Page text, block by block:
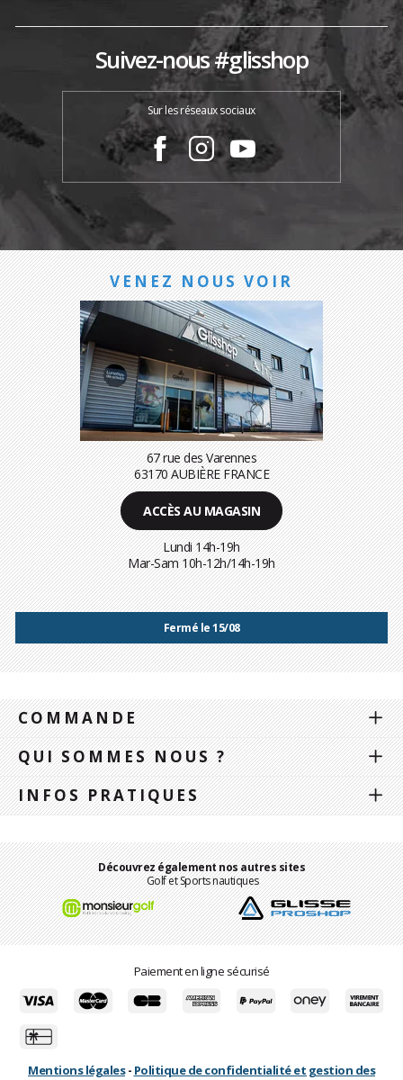
Suivez-nous #glisshop
Sur les réseaux sociaux
VENEZ NOUS VOIR
67 rue des Varennes
63170 AUBIÈRE FRANCE
ACCÈS AU MAGASIN
Lundi 14h-19h
Mar-Sam 10h-12h/14h-19h
Fermé le 15/08
COMMANDE
QUI SOMMES NOUS ?
INFOS PRATIQUES
Découvrez également nos autres sites
Golf et Sports nautiques
Paiement en ligne sécurisé
Mentions légales- Politique de confidentialité et gestion des